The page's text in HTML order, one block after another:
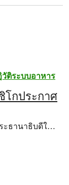
ติระบบอาหาร
โกประกาศ
ะธานาธิบดีใ…